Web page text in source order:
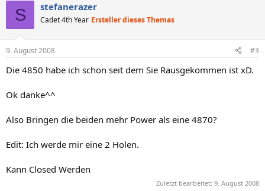
S stefanerazer
Cadet 4th Year Ersteller dieses Themas
9. August 2008 #3
Die 4850 habe ich schon seit dem Sie Rausgekommen ist xD.
Ok danke^^
Also Bringen die beiden mehr Power als eine 4870?
Edit: Ich werde mir eine 2 Holen.
Kann Closed Werden
Zuletzt bearbeitet: 9. August 2008